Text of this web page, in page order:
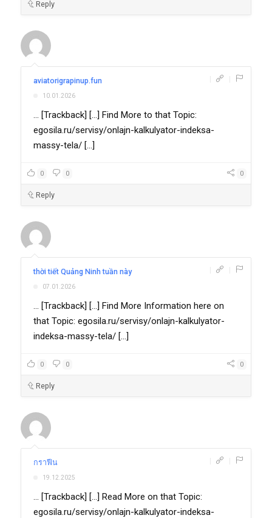
Reply
aviatorigrapinup.fun
10.01.2026
... [Trackback] [...] Find More to that Topic:
egosila.ru/servisy/onlajn-kalkulyator-indeksa-
massy-tela/ [...]
0 0 0
Reply
thời tiết Quảng Ninh tuần này
07.01.2026
... [Trackback] [...] Find More Information here on
that Topic: egosila.ru/servisy/onlajn-kalkulyator-
indeksa-massy-tela/ [...]
0 0 0
Reply
กราฟีน
19.12.2025
... [Trackback] [...] Read More on that Topic:
egosila.ru/servisy/onlajn-kalkulyator-indeksa-